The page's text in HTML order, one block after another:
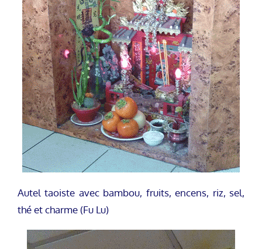
Autel taoiste avec bambou, fruits, encens, riz, sel,
thé et charme (Fu Lu)